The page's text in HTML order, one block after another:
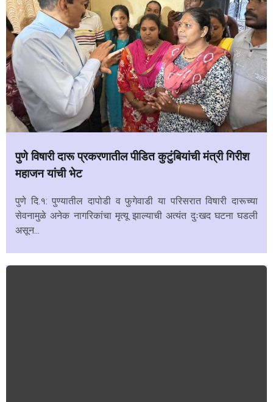
पुणे विषारी दारू प्रकरणातील पीडित कुटुंबियांची मंत्री गिरीश
महाजन यांची भेट
पुणे दि.१: पुण्यातील दापोडी व फुगेवाडी या परिसरात विषारी दारूच्या
सेवनामुळे अनेक नागरिकांचा मृत्यू झाल्याची अत्यंत दुःखद घटना घडली
असून...